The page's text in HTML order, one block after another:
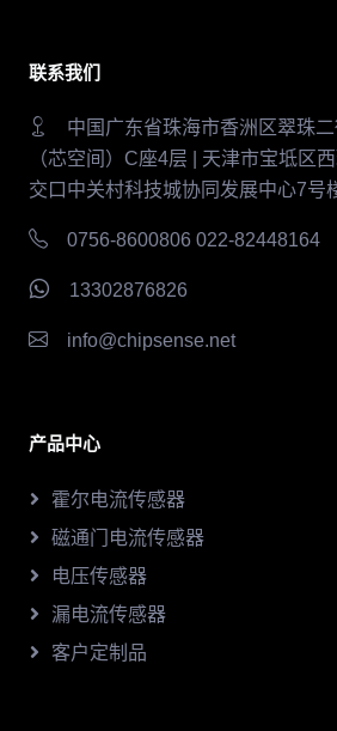
联系我们
中国广东省珠海市香洲区翠珠二
（芯空间）C座4层 | 天津市宝坻区
交口中关村科技城协同发展中心7号
0756-8600806 022-82448164
13302876826
info@chipsense.net
产品中心
霍尔电流传感器
磁通门电流传感器
电压传感器
漏电流传感器
客户定制品